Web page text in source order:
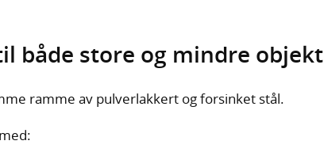
både store og mindre objekt
ramme av pulverlakkert og forsinket stål.